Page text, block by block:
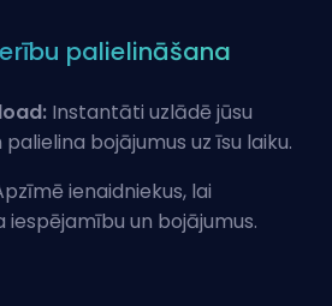
palielināšana
Instantāti uzlādē jūsu
bojājumus uz īsu laiku.
ienaidniekus, lai
iespējamību un bojājumus.